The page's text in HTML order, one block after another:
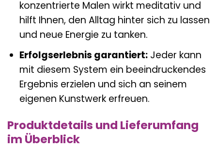
konzentrierte Malen wirkt meditativ und
hilft Ihnen, den Alltag hinter sich zu lassen
und neue Energie zu tanken.
Erfolgserlebnis garantiert:Jeder kann
mit diesem System ein beeindruckendes
Ergebnis erzielen und sich an seinem
eigenen Kunstwerk erfreuen.
Produktdetails und Lieferumfang
im Überblick